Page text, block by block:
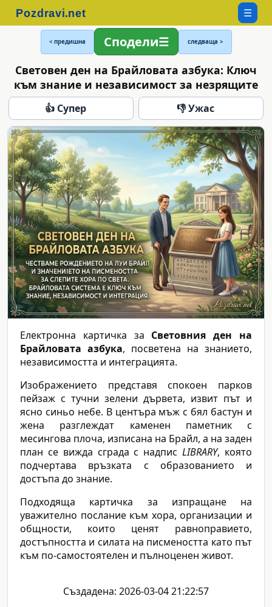
☰
< предишна Сподели следваща >
Световен ден на Брайловата азбука: Ключ
към знание и независимост за незрящите
👍 Супер 👎 Ужас
Електронна картичка за Световния ден на
Брайловата азбука, посветена на знанието,
независимостта и интеграцията.
Изображението представя спокоен парков
пейзаж с тучни зелени дървета, извит път и
ясно синьо небе. В центъра мъж с бял бастун и
жена разглеждат каменен паметник с
месингова плоча, изписана на Брайл, а на заден
план се вижда сграда с надписLIBRARY, която
подчертава връзката с образованието и
достъпа до знание.
Подходяща картичка за изпращане на
уважително послание към хора, организации и
общности, които ценят равноправието,
достъпността и силата на писмеността като път
към по-самостоятелен и пълноценен живот.
Създадена: 2026-03-04 21:22:57